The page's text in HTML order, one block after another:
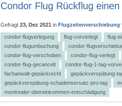
Condor Flug Rückflug
Gefragt 23, Dez 2021 in Flugzeitenverschiebung
condor-flugverlegung flug-vorverlegt flug-
condor-flugumbuchung
condor-
condor-flug-verschoben
condor-flug-verlegt
condor-flug-gecancelt
condor-flug-1-tag-
fachanwalt-gepäckrecht
gepäckverspätung-
gepäckverspätung-schadensersatz-pro-tag
montrealer-übereinkommen-entschädigung